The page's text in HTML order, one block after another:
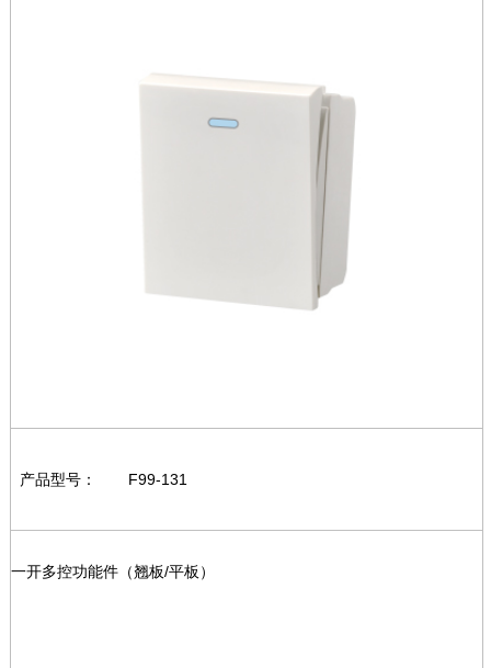
产品型号： F99-131
一开多控功能件（翘板/平板）